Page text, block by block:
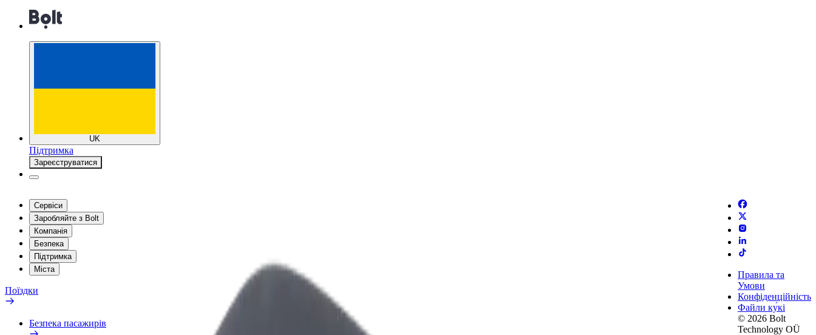
UK
Підтримка
Зареєструватися
Сервіси
Заробляйте з Bolt
Компанія
Безпека
Підтримка
Міста
Поїздки
Безпека пасажирів
Правила та
Умови
Конфіденційність
Файли ку́кі
© 2026 Bolt
Technology OÜ